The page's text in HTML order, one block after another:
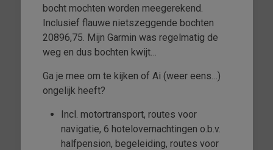
bocht mochten worden meegerekend.
Inclusief flauwe nietszeggende bochten
20896,75. Mijn Garmin was regelmatig de
weg en dus bochten kwijt…
Ga je mee om te kijken of Ai (weer eens…)
ongelijk heeft?
Incl. motortransport, routes voor
navigatie, 6 hotelovernachtingen o.b.v.
halfpension, begeleiding, routes voor